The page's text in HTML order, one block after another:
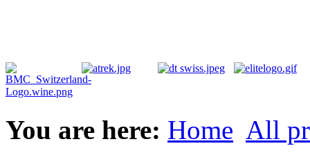
You are here: Home All